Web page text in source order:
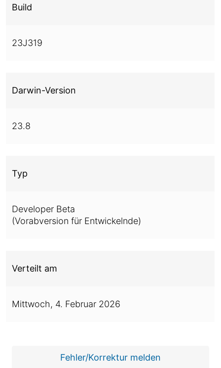
Build
23J319
Darwin-Version
23.8
Typ
Developer Beta
(Vorabversion für Entwickelnde)
Verteilt am
Mittwoch, 4. Februar 2026
Fehler/Korrektur melden